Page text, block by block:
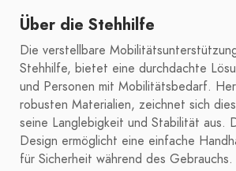
Über die Stehhilfe
Die verstellbare
Stehhilfe, bietet eine durchdachte
und Personen mit Mobilitätsbedarf.
robusten Materialien, zeichnet sich
seine Langlebigkeit und Stabilität aus.
Design ermöglicht eine einfache
für Sicherheit während des Gebrauchs.